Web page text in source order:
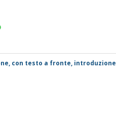
con testo a fronte,